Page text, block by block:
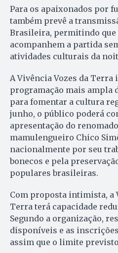
Para os apaixonados por
também prevê a
Brasileira, permitindo
acompanhem a partida
atividades culturais da
A Vivência Vozes da Terra
programação mais ampla
para fomentar a cultura
junho, o público poderá
apresentação do
mamulengueiro Chico
nacionalmente por seu
bonecos e pela
populares brasileiras.
Com proposta intimista, a
Terra terá capacidade
Segundo a organização,
disponíveis e as
assim que o limite